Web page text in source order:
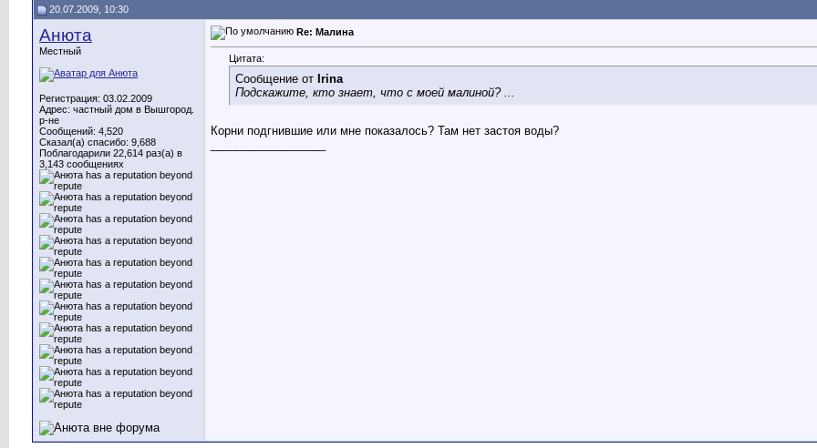
20.07.2009, 10:30
Анюта
Местный
Регистрация: 03.02.2009
Адрес: частный дом в Вышгород.
р-не
Сообщений: 4,520
Сказал(а) спасибо: 9,688
Поблагодарили 22,614 раз(а) в
3,143 сообщениях
Re: Малина
Цитата:
Сообщение от Irina
Подскажите, кто знает, что с моей малиной? ...
Корни подгнившие или мне показалось? Там нет застоя воды?